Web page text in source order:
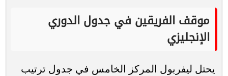
موقف الفريقين في جدول الدوري
الإنجليزي
يحتل ليفربول المركز الخامس في جدول ترتيب